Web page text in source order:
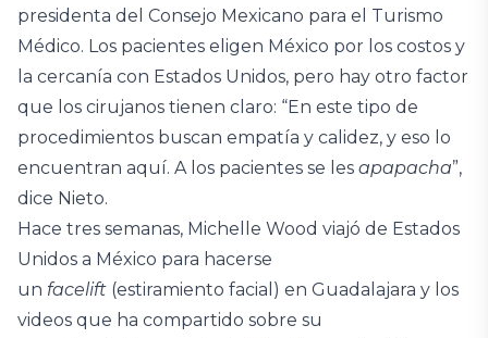
presidenta del Consejo Mexicano para el Turismo
Médico. Los pacientes eligen México por los costos y
la cercanía con Estados Unidos, pero hay otro factor
que los cirujanos tienen claro: “En este tipo de
procedimientos buscan empatía y calidez, y eso lo
encuentran aquí. A los pacientes se les apapacha”,
dice Nieto.
Hace tres semanas, Michelle Wood viajó de Estados
Unidos a México para hacerse
un facelift (estiramiento facial) en Guadalajara y los
videos que ha compartido sobre su